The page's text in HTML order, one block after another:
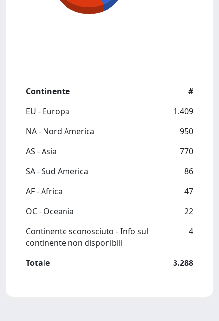
Continente
#
EU - Europa
1.409
NA - Nord America
950
AS - Asia
770
SA - Sud America
86
AF - Africa
47
OC - Oceania
22
Continente sconosciuto - Info sul
continente non disponibili
4
Totale 3.288